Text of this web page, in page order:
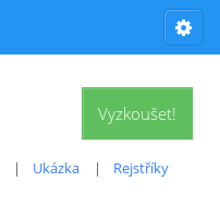
Vyzkoušet!
Ukázka
Rejstříky